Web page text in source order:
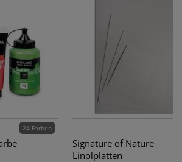
24 Farben
Signature of Nature
Linolplatten